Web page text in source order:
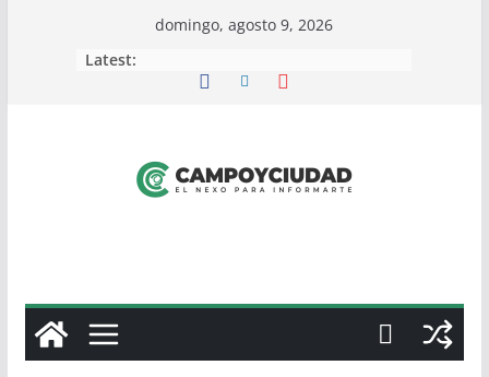
domingo, agosto 9, 2026
Latest: